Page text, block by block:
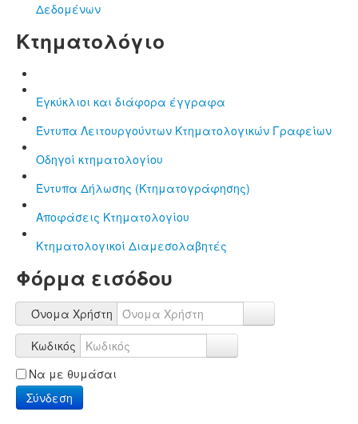
Δεδομένων
Κτηματολόγιο
Εγκύκλιοι και διάφορα έγγραφα
Έντυπα Λειτουργούντων Κτηματολογικών Γραφείων
Οδηγοί κτηματολογίου
Έντυπα Δήλωσης (Κτηματογράφησης)
Αποφάσεις Κτηματολογίου
Κτηματολογικοί Διαμεσολαβητές
Φόρμα εισόδου
Όνομα Χρήστη
Κωδικός
Να με θυμάσαι
Σύνδεση